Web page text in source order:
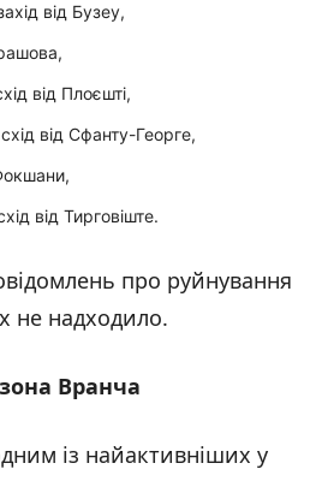
від Бузеу,
від Плоєшті,
від Сфанту-Георге,
від Тирговіште.
про руйнування
не надходило.
Вранча
із найактивніших у